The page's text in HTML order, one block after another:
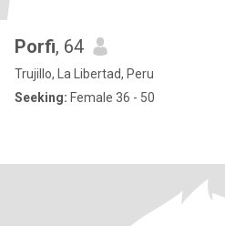
Porfi, 64
Trujillo, La Libertad, Peru
Seeking: Female 36 - 50